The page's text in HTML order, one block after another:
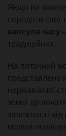
Якщо ви
передати свої
капсула часу -
традиційних.
На поточний
представлено
нержавіючої
землі до
залежності від
моделі